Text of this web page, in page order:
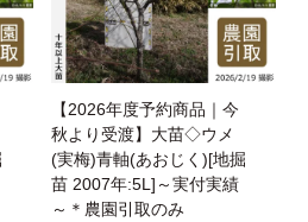
【2026年度予約商品｜今
秋より受渡】大苗◇ウメ
(実梅)青軸(あおじく)[地掘
苗 2007年:5L]～実付実績
～＊農園引取のみ